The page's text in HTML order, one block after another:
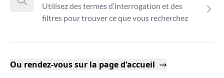
Utilisez des termes d’interrogation et des
filtres pour trouver ce que vous recherchez
Ou rendez-vous sur la page d'accueil